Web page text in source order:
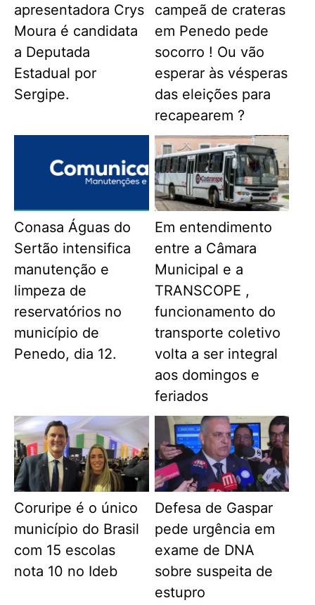
apresentadora Crys
Moura é candidata
a Deputada
Estadual por
Sergipe.
campeã de crateras
em Penedo pede
socorro ! Ou vão
esperar às vésperas
das eleições para
recapearem ?
Conasa Águas do
Sertão intensifica
manutenção e
limpeza de
reservatórios no
município de
Penedo, dia 12.
Em entendimento
entre a Câmara
Municipal e a
TRANSCOPE ,
funcionamento do
transporte coletivo
volta a ser integral
aos domingos e
feriados
Coruripe é o único
município do Brasil
com 15 escolas
nota 10 no Ideb
Defesa de Gaspar
pede urgência em
exame de DNA
sobre suspeita de
estupro